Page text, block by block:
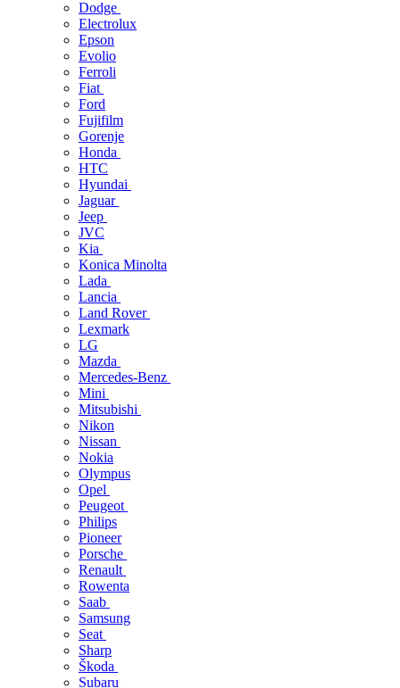
Dodge
Electrolux
Epson
Evolio
Ferroli
Fiat
Ford
Fujifilm
Gorenje
Honda
HTC
Hyundai
Jaguar
Jeep
JVC
Kia
Konica Minolta
Lada
Lancia
Land Rover
Lexmark
LG
Mazda
Mercedes-Benz
Mini
Mitsubishi
Nikon
Nissan
Nokia
Olympus
Opel
Peugeot
Philips
Pioneer
Porsche
Renault
Rowenta
Saab
Samsung
Seat
Sharp
Škoda
Subaru